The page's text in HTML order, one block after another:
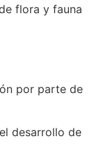
flora y fauna
por parte de
desarrollo de